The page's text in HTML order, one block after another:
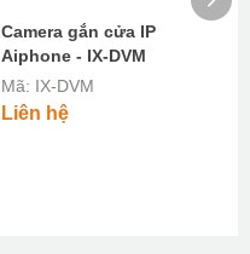
Camera gắn cửa IP
Aiphone - IX-DVM
Mã: IX-DVM
Liên hệ